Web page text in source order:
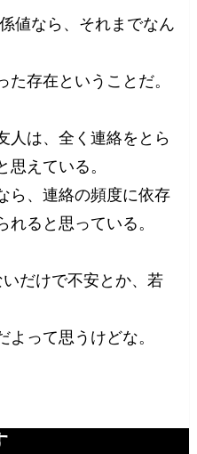
値なら、それまでなん
た存在ということだ。
人は、全く連絡をとら
思えている。
ら、連絡の頻度に依存
ると思っている。
だけで不安とか、若
って思うけどな。